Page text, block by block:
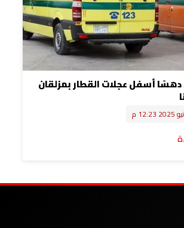
أسفل عجلات القطار بمزلقان